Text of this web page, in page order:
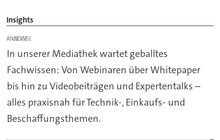
Insights
ANZEIGE
In unserer Mediathek wartet geballtes
Fachwissen: Von Webinaren über Whitepaper
bis hin zu Videobeiträgen und Expertentalks –
alles praxisnah für Technik-, Einkaufs- und
Beschaffungsthemen.